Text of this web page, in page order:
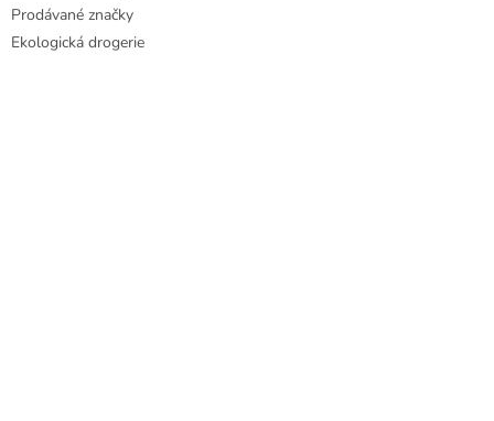
Prodávané značky
Ekologická drogerie